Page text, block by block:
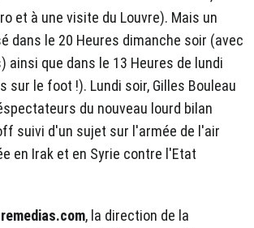
et à une visite du Louvre). Mais un
dans le 20 Heures dimanche soir (avec
ainsi que dans le 13 Heures de lundi
sur le foot !). Lundi soir, Gilles Bouleau
du nouveau lourd bilan
suivi d'un sujet sur l'armée de l'air
en Irak et en Syrie contre l'Etat
, la direction de la